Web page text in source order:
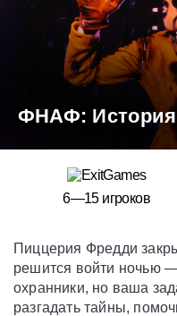
ФНАФ: История
6—15 игроков
Пиццерия Фредди
решится войти ночью
охранники, но ваша
разгадать тайны,